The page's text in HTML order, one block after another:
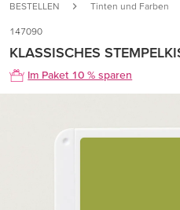
BESTELLEN Tinten und Farben
147090
KLASSISCHES
Im Paket 10 % sparen